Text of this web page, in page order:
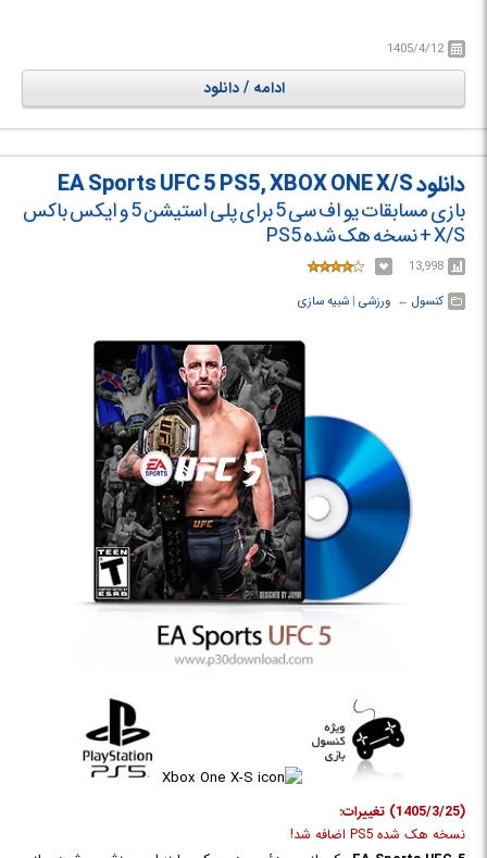
ویژه‌ای را در اختیار آن‌ها قرار می‌دهد. همچنین سیستم دفاعی گسترده‌تر، موتور
فیزیکی بهبودیافته، ناک‌اوت‌های طبیعی‌تر و قابلیت آهسته‌سازی زمان در لحظات
حساس، مبارزات را تاکتیکی‌تر و هیجان‌انگیزتر کرده‌اند. در کنار بخش Career،
رسیدن به اوج UFC روایت می‌کند و بخش Hall of Legends نیز به بازسازی
لحظات مهم زندگی و دوران حرفه‌ای ستارگانی مانند Alex Pereira، Max Holloway
و Zhang Weili می‌پردازد. این بازی با فهرست گسترده‌ای از مبارزان، حالت‌های
متنوع آنلاین و آفلاین و تمرکز بر واقع‌گرایی، یکی از کامل‌ترین تجربه‌های
شبیه‌سازی MMA را ارائه می‌دهد.
1405/4/12
ادامه / دانلود
دانلود EA Sports UFC 5 PS5, XBOX ONE X/S
بازی مسابقات یو اف سی 5 برای پلی استیشن 5 و ایکس باکس
X/S + نسخه هک شده PS5
13,998
کنسول ← ‏ ورزشی ‏| شبیه سازی
(1405/3/25) تغییرات:
نسخه هک شده PS5 اضافه شد!